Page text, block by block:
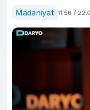
Madaniyat 11:56 /